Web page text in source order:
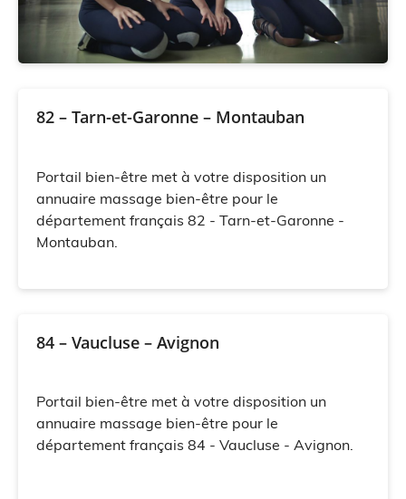
82 – Tarn-et-Garonne – Montauban
Portail bien-être met à votre disposition un
annuaire massage bien-être pour le
département français 82 - Tarn-et-Garonne -
Montauban.
84 – Vaucluse – Avignon
Portail bien-être met à votre disposition un
annuaire massage bien-être pour le
département français 84 - Vaucluse - Avignon.